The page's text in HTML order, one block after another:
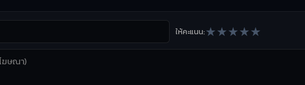
ให้คะแนน:★★★★★